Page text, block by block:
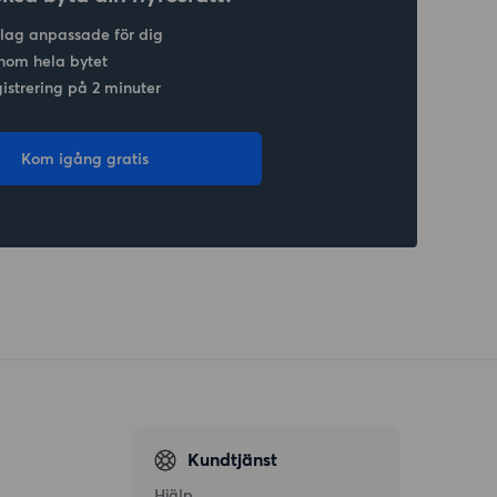
anpassade för dig
hela bytet
på 2 minuter
Kom igång gratis
Kundtjänst